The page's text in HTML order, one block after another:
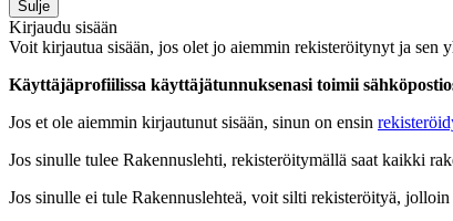
Sulje
Kirjaudu sisään
Voit kirjautua sisään, jos olet jo aiemmin rekisteröitynyt ja sen
Käyttäjäprofiilissa käyttäjätunnuksenasi toimii
Jos et ole aiemmin kirjautunut sisään, sinun on ensin
Jos sinulle tulee Rakennuslehti, rekisteröitymällä saat kaikki
Jos sinulle ei tule Rakennuslehteä, voit silti rekisteröityä,